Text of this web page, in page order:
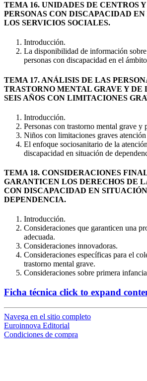
TEMA 16. UNIDADES DE CENTROS
PERSONAS CON DISCAPACIDAD
LOS SERVICIOS SOCIALES.
Introducción.
La disponibilidad de información
personas con discapacidad en el
TEMA 17. ANÁLISIS DE LAS
TRASTORNO MENTAL GRAVE Y DE
SEIS AÑOS CON LIMITACIONES
Introducción.
Personas con trastorno mental grave y
Niños con limitaciones graves atención
El enfoque sociosanitario de la
discapacidad en situación de
TEMA 18. CONSIDERACIONES
GARANTICEN LOS DERECHOS DE
CON DISCAPACIDAD EN
DEPENDENCIA.
Introducción.
Consideraciones que garanticen una
adecuada.
Consideraciones innovadoras.
Consideraciones específicas para el
trastorno mental grave.
Consideraciones sobre primera
Ficha técnica click to expand
Navega en el sitio completo
Euroinnova Editorial
Condiciones de compra